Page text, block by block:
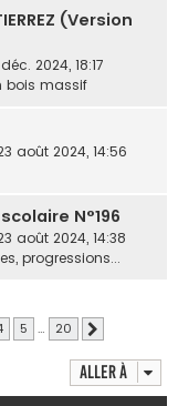
(Version
déc. 2024, 18:17
bois massif
août 2024, 14:56
N°196
août 2024, 14:38
progressions...
5 … 20
Aller à